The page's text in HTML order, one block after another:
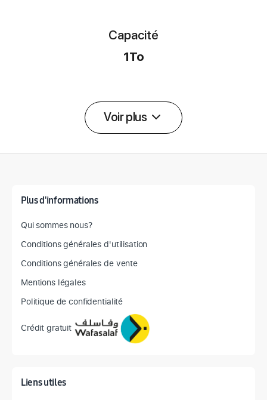
Capacité
1To
Voir plus
Plus d'informations
Qui sommes nous?
Conditions générales d'utilisation
Conditions générales de vente
Mentions légales
Politique de confidentialité
Crédit gratuit
Liens utiles